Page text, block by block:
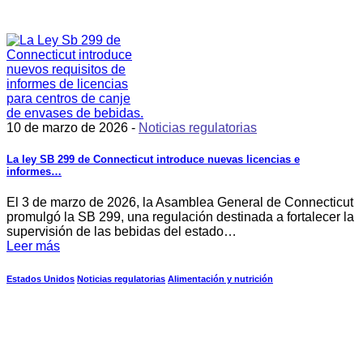
10 de marzo de 2026 - Noticias regulatorias
La ley SB 299 de Connecticut introduce nuevas licencias e
informes…
El 3 de marzo de 2026, la Asamblea General de Connecticut
promulgó la SB 299, una regulación destinada a fortalecer la
supervisión de las bebidas del estado…
Leer más
Estados Unidos Noticias regulatorias Alimentación y nutrición